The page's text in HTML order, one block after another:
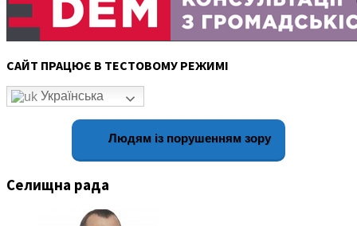
САЙТ ПРАЦЮЄ В ТЕСТОВОМУ РЕЖИМІ
Українська
Людям із порушенням зору
Селищна рада